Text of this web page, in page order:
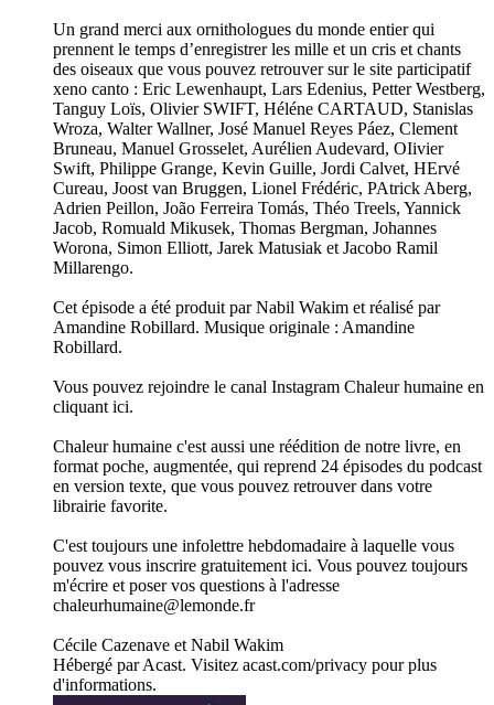
Un grand merci aux ornithologues du monde entier qui
prennent le temps d’enregistrer les mille et un cris et chants
des oiseaux que vous pouvez retrouver sur le site participatif
xeno canto : Eric Lewenhaupt, Lars Edenius, Petter Westberg,
Tanguy Loïs, Olivier SWIFT, Héléne CARTAUD, Stanislas
Wroza, Walter Wallner, José Manuel Reyes Páez, Clement
Bruneau, Manuel Grosselet, Aurélien Audevard, OIivier
Swift, Philippe Grange, Kevin Guille, Jordi Calvet, HErvé
Cureau, Joost van Bruggen, Lionel Frédéric, PAtrick Aberg,
Adrien Peillon, João Ferreira Tomás, Théo Treels, Yannick
Jacob, Romuald Mikusek, Thomas Bergman, Johannes
Worona, Simon Elliott, Jarek Matusiak et Jacobo Ramil
Millarengo.
Cet épisode a été produit par Nabil Wakim et réalisé par
Amandine Robillard. Musique originale : Amandine
Robillard.
Vous pouvez rejoindre le canal Instagram Chaleur humaine en
cliquant ici.
Chaleur humaine c'est aussi une réédition de notre livre, en
format poche, augmentée, qui reprend 24 épisodes du podcast
en version texte, que vous pouvez retrouver dans votre
librairie favorite.
C'est toujours une infolettre hebdomadaire à laquelle vous
pouvez vous inscrire gratuitement ici. Vous pouvez toujours
m'écrire et poser vos questions à l'adresse
chaleurhumaine@lemonde.fr
Cécile Cazenave et Nabil Wakim
Hébergé par Acast. Visitez acast.com/privacy pour plus
d'informations.